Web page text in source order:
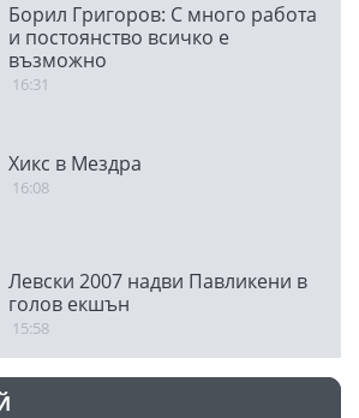
Борил Григоров: С много работа
и постоянство всичко е
възможно
16:31
Хикс в Мездра
16:08
Левски 2007 надви Павликени в
голов екшън
15:58